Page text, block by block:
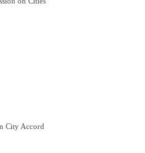
City Accord